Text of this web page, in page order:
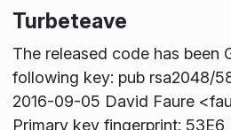
Turbeteave
The released code has been
following key: pub rsa2048/
2016-09-05 David Faure
Primary key fingerprint: 53E6